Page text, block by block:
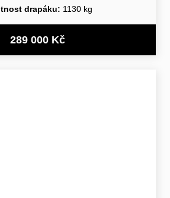
drapáku: 1130 kg
289 000 Kč